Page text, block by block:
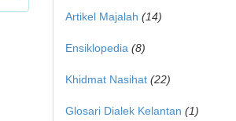
Artikel Majalah (14)
Ensiklopedia (8)
Khidmat Nasihat (22)
Glosari Dialek Kelantan (1)